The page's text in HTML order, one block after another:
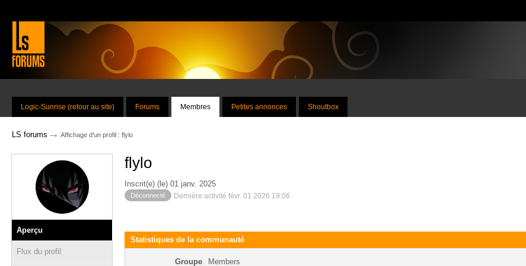
Logic-Sunrise (retour au site) Forums Membres Petites annonces Shoutbox
LS forums → Affichage d'un profil : flylo
Aperçu
Flux du profil
flylo
Inscrit(e) (le) 01 janv. 2025
Déconnecté Dernière activité févr. 01 2026 19:06
Statistiques de la communauté
Groupe Members